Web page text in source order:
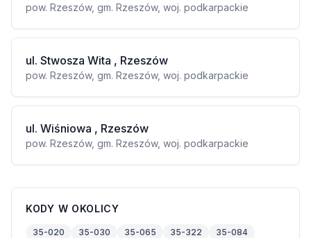
pow. Rzeszów, gm. Rzeszów, woj. podkarpackie
ul. Stwosza Wita , Rzeszów
pow. Rzeszów, gm. Rzeszów, woj. podkarpackie
ul. Wiśniowa , Rzeszów
pow. Rzeszów, gm. Rzeszów, woj. podkarpackie
KODY W OKOLICY
35-020 35-030 35-065 35-322
35-084